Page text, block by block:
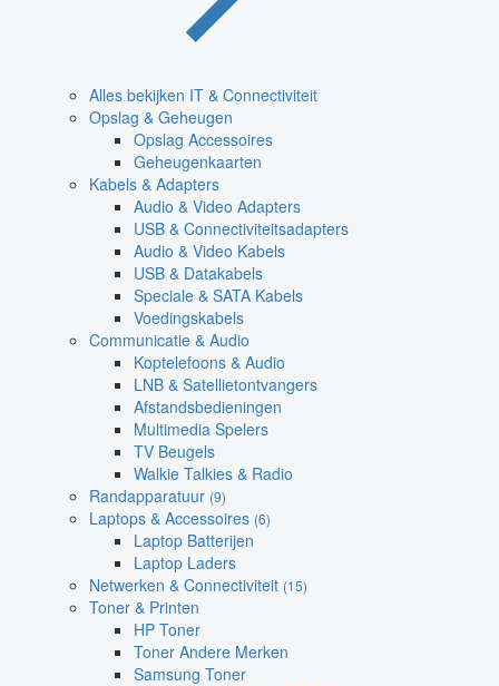
Alles bekijken IT & Connectiviteit
Opslag & Geheugen
Opslag Accessoires
Geheugenkaarten
Kabels & Adapters
Audio & Video Adapters
USB & Connectiviteitsadapters
Audio & Video Kabels
USB & Datakabels
Speciale & SATA Kabels
Voedingskabels
Communicatie & Audio
Koptelefoons & Audio
LNB & Satellietontvangers
Afstandsbedieningen
Multimedia Spelers
TV Beugels
Walkie Talkies & Radio
Randapparatuur (9)
Laptops & Accessoires (6)
Laptop Batterijen
Laptop Laders
Netwerken & Connectiviteit (15)
Toner & Printen
HP Toner
Toner Andere Merken
Samsung Toner